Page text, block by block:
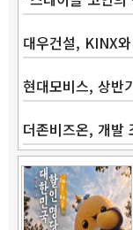
대우건설, KINX
현대모비스, 상
더존비즈온, 개